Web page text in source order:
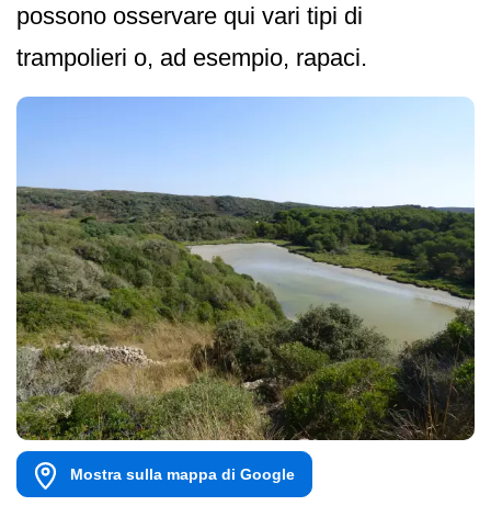
possono osservare qui vari tipi di
trampolieri o, ad esempio, rapaci.
Mostra sulla mappa di Google